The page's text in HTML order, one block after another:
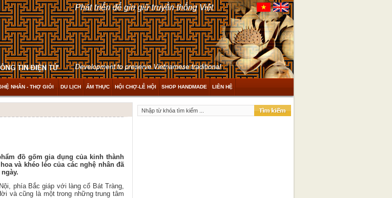
NHÂN - THỢ GIỎI DU LỊCH ẨM THỰC HỘI CHỢ-LỄ HỘI SHOP HANDMADE LIÊN HỆ
đồ gốm gia dụng của kinh thành
và khéo léo của các nghệ nhân đã
phía Bắc giáp với làng cổ Bát Tràng,
và cũng là một trong những trung tâm